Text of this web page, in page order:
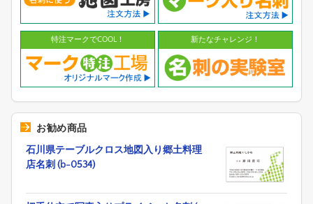
特注マークでCOOL！ 新たなチャレンジ！
お勧め商品
石川県テーブルクロス地図入り郷土料理
店名刺 (b-0534)